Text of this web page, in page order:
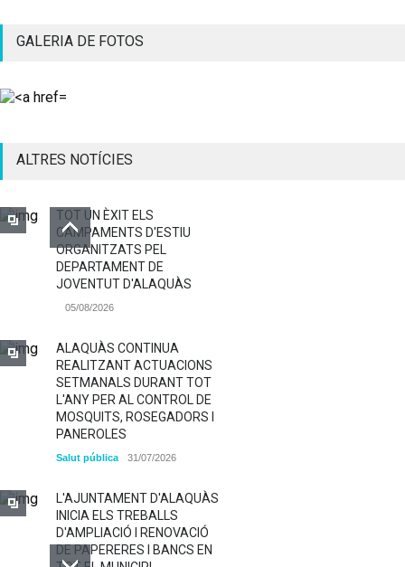
GALERIA DE FOTOS
ALTRES NOTÍCIES
TOT UN ÈXIT ELS
CAMPAMENTS D'ESTIU
ORGANITZATS PEL
DEPARTAMENT DE
JOVENTUT D'ALAQUÀS
05/08/2026
ALAQUÀS CONTINUA
REALITZANT ACTUACIONS
SETMANALS DURANT TOT
L'ANY PER AL CONTROL DE
MOSQUITS, ROSEGADORS I
PANEROLES
Salut pública 31/07/2026
L'AJUNTAMENT D'ALAQUÀS
INICIA ELS TREBALLS
D'AMPLIACIÓ I RENOVACIÓ
DE PAPERERES I BANCS EN